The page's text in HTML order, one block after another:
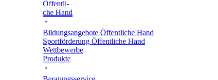
Öffent­li­
che Hand
Bildungs­an­ge­bote Öffent­li­che Hand
Sport­för­de­rung Öffent­li­che Hand
Wett­be­werbe
Produkte